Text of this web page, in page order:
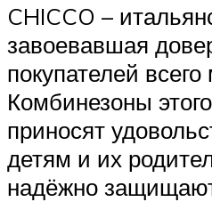
CHICCO –
завоевавшая
покупателей
Комбинезоны
приносят
детям и их
надёжно